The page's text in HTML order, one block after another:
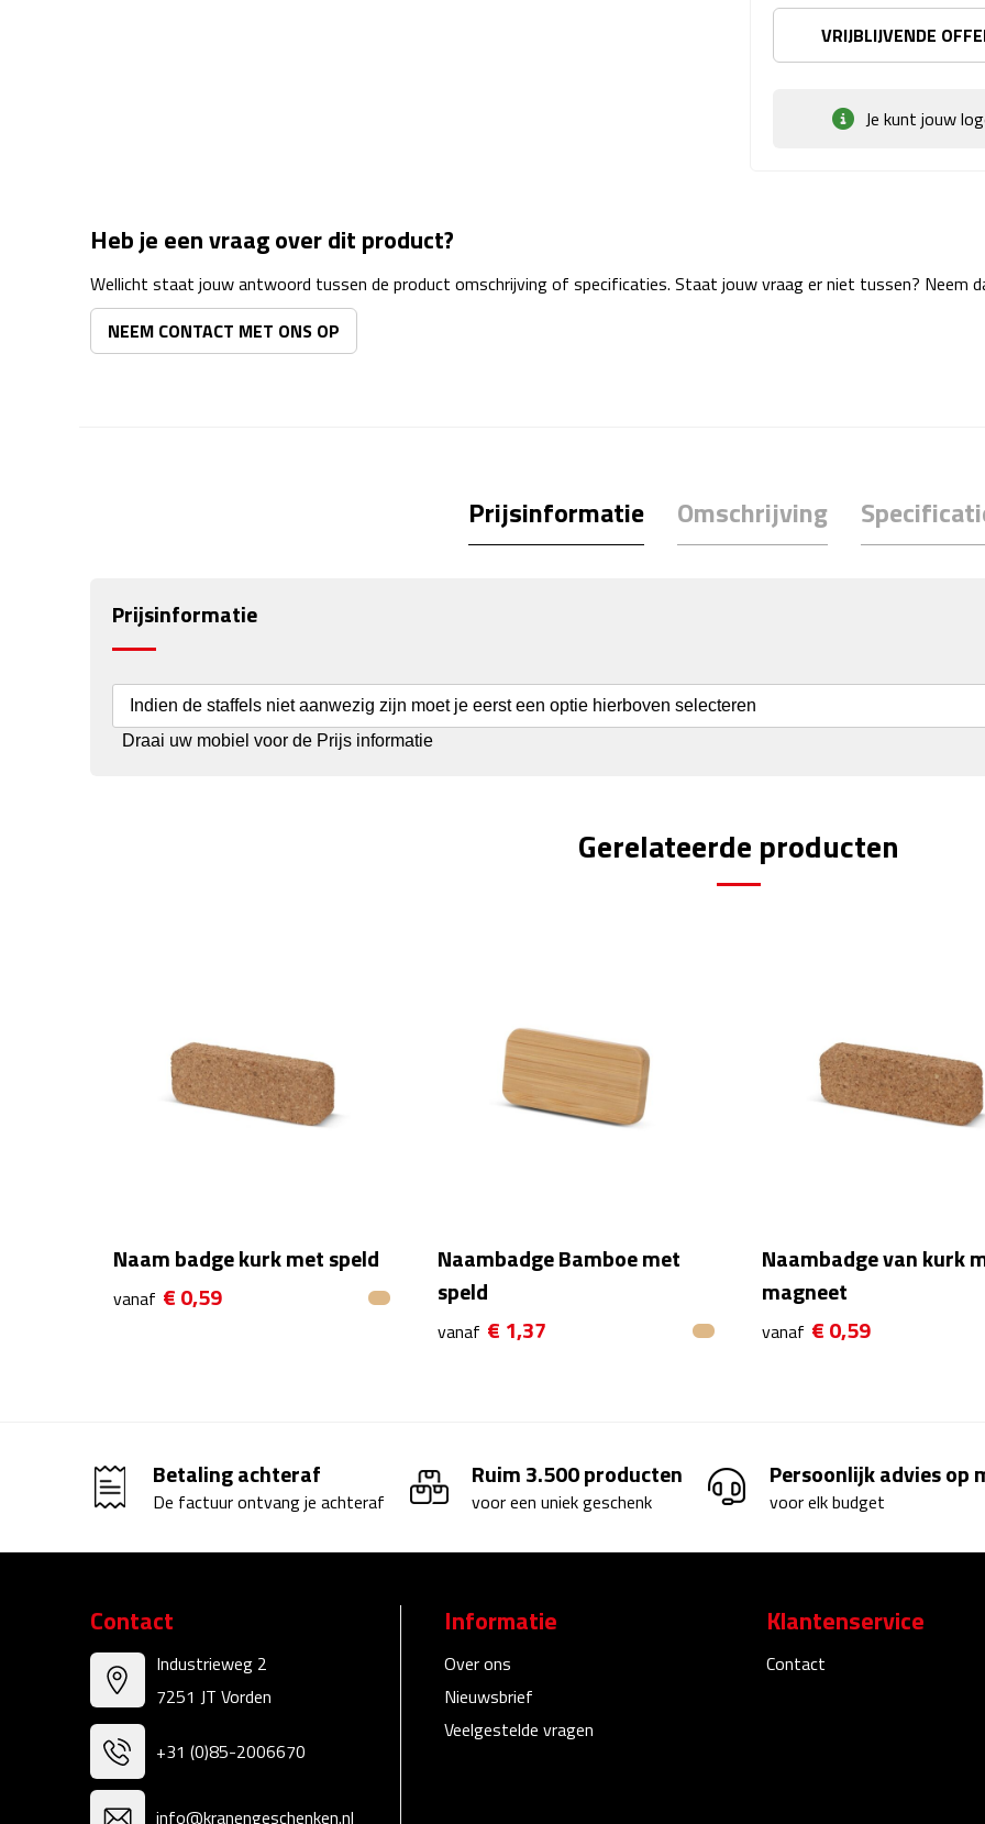
VRIJBLIJVENDE
Je kunt jouw
Heb je een vraag over dit product?
Wellicht staat jouw antwoord tussen de product omschrijving of specificaties. Staat jouw vraag er niet tussen? Neem
NEEM CONTACT MET ONS OP
Prijsinformatie Omschrijving
Prijsinformatie
Indien de staffels niet aanwezig zijn moet je eerst een optie hierboven selecteren
Draai uw mobiel voor de Prijs informatie
Gerelateerde producten
Naam badge kurk met speld
vanaf € 0,59
Naambadge Bamboe met
speld
vanaf € 1,37
Naambadge van kurk
magneet
vanaf € 0,59
Betaling achteraf
De factuur ontvang je achteraf
Ruim 3.500 producten
voor een uniek geschenk
Persoonlijk advies op
voor elk budget
Contact
Industrieweg 2
7251 JT Vorden
+31 (0)85-2006670
info@kranengeschenken.nl
Informatie
Over ons
Nieuwsbrief
Veelgestelde vragen
Klantenservice
Contact